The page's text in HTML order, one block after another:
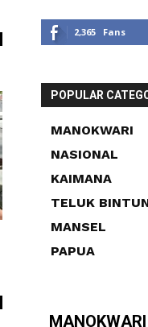
2,365 Fans
POPULAR
MANOKWARI
NASIONAL
KAIMANA
TELUK
MANSEL
PAPUA
MANOKWARI